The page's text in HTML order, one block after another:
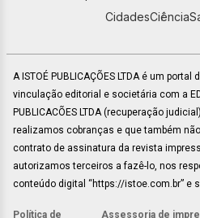
CidadesCiência
A ISTOÉ PUBLICAÇÕES LTDA é um
vinculação editorial e societária com a
PUBLICACÕES LTDA (recuperação
realizamos cobranças e que também
contrato de assinatura da revista
autorizamos terceiros a fazê-lo, nos
conteúdo digital “https://istoe.com.br” e
Política de Assessoria de